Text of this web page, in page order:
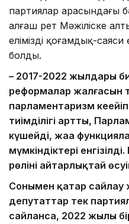
партиялар арасындағы
алғаш рет Мәжіліске
еліміздің қоғамдық-саяси
болды.
– 2017-2022 жылдары
реформалар жалғасын
парламентаризм
тиімділігі артты,
күшейді, жаңа
мүмкіндіктері
рөлінің айтарлықтай
Сонымен қатар сайлау
депутаттар тек
сайланса, 2022 жылы